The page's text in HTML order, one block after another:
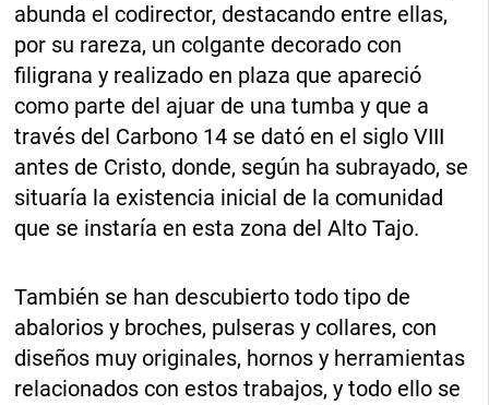
abunda el codirector, destacando entre ellas,
por su rareza, un colgante decorado con
filigrana y realizado en plaza que apareció
como parte del ajuar de una tumba y que a
través del Carbono 14 se dató en el siglo VIII
antes de Cristo, donde, según ha subrayado, se
situaría la existencia inicial de la comunidad
que se instaría en esta zona del Alto Tajo.
También se han descubierto todo tipo de
abalorios y broches, pulseras y collares, con
diseños muy originales, hornos y herramientas
relacionados con estos trabajos, y todo ello se